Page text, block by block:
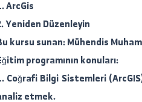
Öğrenciler Birliği
programı başlatıyor:
1. ArcGis
2. Yeniden Düzenleyin
Bu kursu sunan: Mühendis